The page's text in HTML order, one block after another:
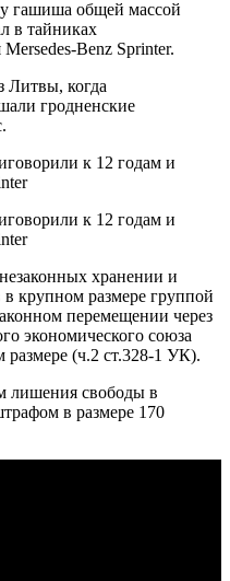
гашиша общей массой
в тайниках
Benz Sprinter.
Литвы, когда
гродненские
хранении и
в крупном размере группой
перемещении через
экономического союза
размере (ч.2 ст.328-1 УК).
лишения свободы в
в размере 170